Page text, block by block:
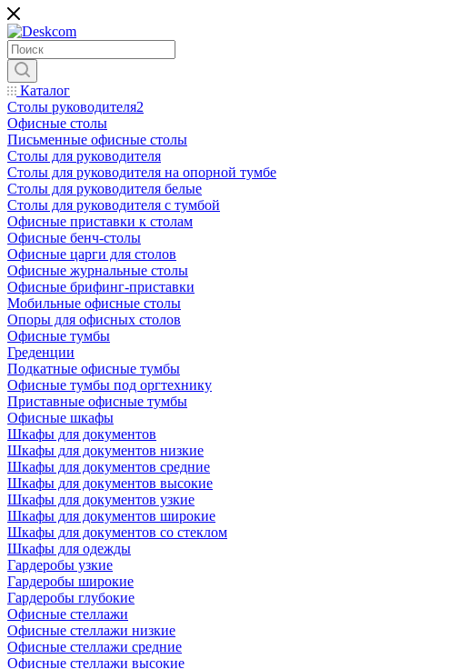
Каталог
Столы руководителя2
Офисные столы
Письменные офисные столы
Столы для руководителя
Столы для руководителя на опорной тумбе
Столы для руководителя белые
Столы для руководителя с тумбой
Офисные приставки к столам
Офисные бенч-столы
Офисные царги для столов
Офисные журнальные столы
Офисные брифинг-приставки
Мобильные офисные столы
Опоры для офисных столов
Офисные тумбы
Греденции
Подкатные офисные тумбы
Офисные тумбы под оргтехнику
Приставные офисные тумбы
Офисные шкафы
Шкафы для документов
Шкафы для документов низкие
Шкафы для документов средние
Шкафы для документов высокие
Шкафы для документов узкие
Шкафы для документов широкие
Шкафы для документов со стеклом
Шкафы для одежды
Гардеробы узкие
Гардеробы широкие
Гардеробы глубокие
Офисные стеллажи
Офисные стеллажи низкие
Офисные стеллажи средние
Офисные стеллажи высокие